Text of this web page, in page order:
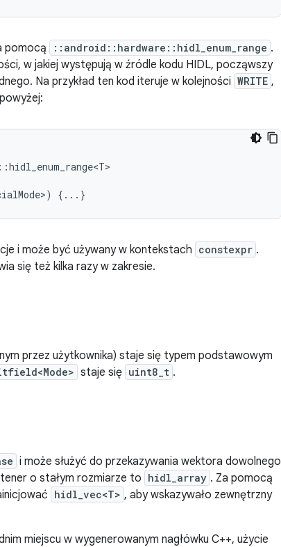
pomocą ::android::hardware::hidl_enum_range .
w jakiej występują w źródle kodu HIDL, począwszy
Na przykład ten kod iteruje w kolejności WRITE ,
powyżej:
::hidl_enum_range<T>
) {...}
i może być używany w kontekstach constexpr .
się też kilka razy w zakresie.
przez użytkownika) staje się typem podstawowym
staje się uint8_t .
i może służyć do przekazywania wektora dowolnego
o stałym rozmiarze to hidl_array . Za pomocą
hidl_vec<T> , aby wskazywało zewnętrzny
miejscu w wygenerowanym nagłówku C++, użycie